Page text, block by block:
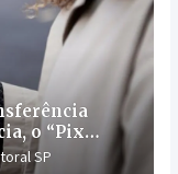
o “Pix
SP